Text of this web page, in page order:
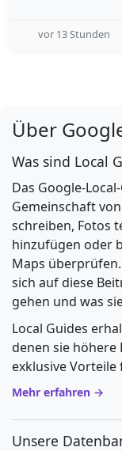
vor 13 Stunden
Über
Was sind Local
Das Google-
Gemeinschaft
schreiben, Fotos
hinzufügen oder
Maps
sich auf diese
gehen und was
Local Guides
denen sie höhere
exklusive
Mehr erfahren →
Unsere